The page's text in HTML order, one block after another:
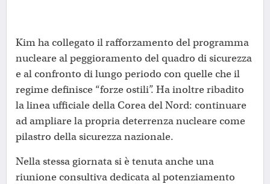
Kim ha collegato il rafforzamento del programma
nucleare al peggioramento del quadro di sicurezza
e al confronto di lungo periodo con quelle che il
regime definisce “forze ostili”. Ha inoltre ribadito
la linea ufficiale della Corea del Nord: continuare
ad ampliare la propria deterrenza nucleare come
pilastro della sicurezza nazionale.
Nella stessa giornata si è tenuta anche una
riunione consultiva dedicata al potenziamento